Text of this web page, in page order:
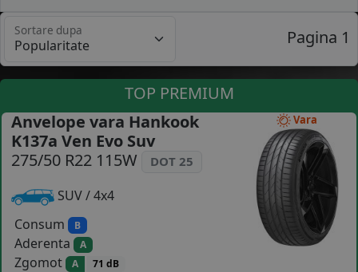
MARCA AUTO
B2B - COLABORARE COMPANII
CONTACT
COS (0 PRODUSE
Sortare dupa Pagina 1
TOP PREMIUM
Vara
Anvelope vara Hankook
K137a Ven Evo Suv
275/50 R22 115W
DOT 25
SUV / 4x4
Consum
B
Aderenta A
Zgomot A 71 dB